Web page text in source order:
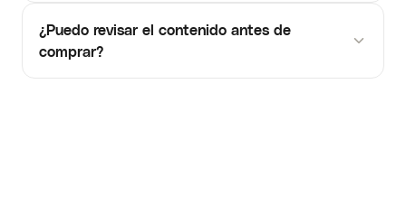
¿Puedo revisar el contenido antes de
comprar?